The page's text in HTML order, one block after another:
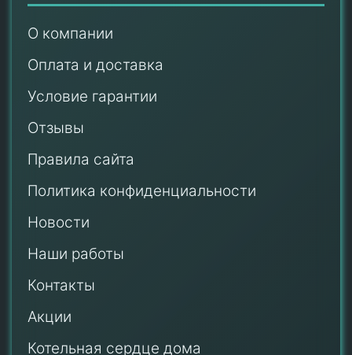
О компании
Оплата и доставка
Условие гарантии
Отзывы
Правила сайта
Политика конфиденциальности
Новости
Наши работы
Контакты
Акции
Котельная сердце дома